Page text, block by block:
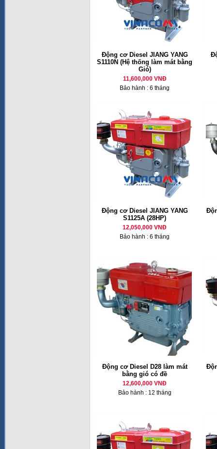
Động cơ Diesel JIANG YANG
S1110N (Hệ thống làm mát bằng
Gió)
11,600,000 VNĐ
Bảo hành : 6 tháng
Động cơ Diesel JIANG YANG
S1125A (28HP)
12,050,000 VNĐ
Bảo hành : 6 tháng
Động cơ Diesel D28 làm mát
bằng gió có đề
12,600,000 VNĐ
Bảo hành : 12 tháng